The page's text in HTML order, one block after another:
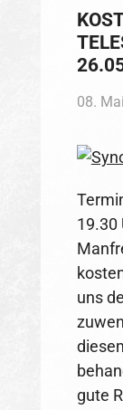
08.
19.30
uns
gute